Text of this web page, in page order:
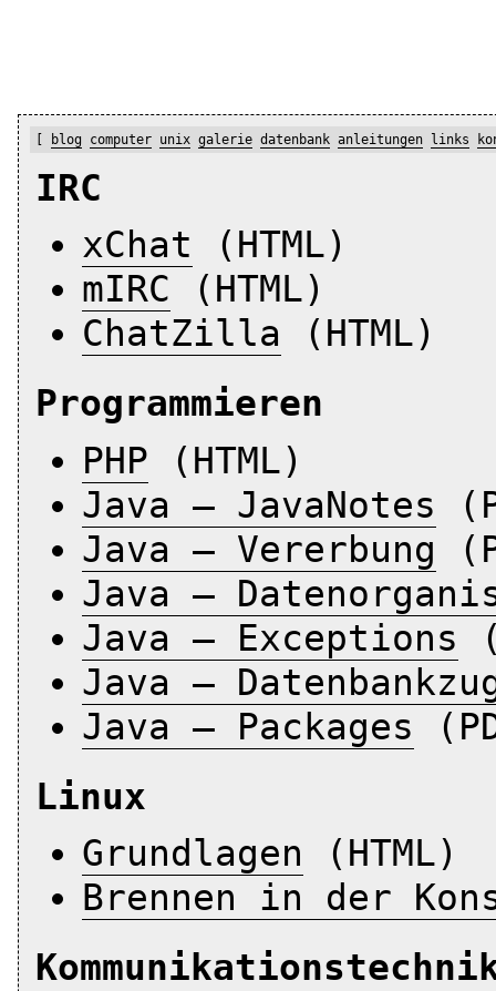
[ blog computer unix galerie datenbank anleitungen links
IRC
xChat (HTML)
mIRC (HTML)
ChatZilla (HTML)
Programmieren
PHP (HTML)
Java – JavaNotes
Java – Vererbung
Java –
Java – Exceptions
Java –
Java – Packages
Linux
Grundlagen (HTML)
Brennen in der